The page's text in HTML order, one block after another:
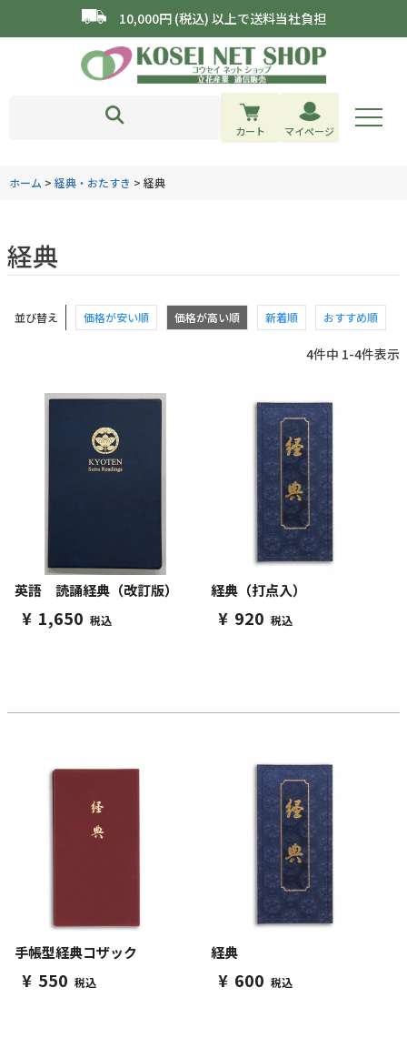
10,000円 (税込) 以上で送料当社負担
カート マイページ
ホーム 経典・おたすき 経典
経典
並び替え 価格が安い順 価格が高い順 新着順 おすすめ順
4件中 1-4件表示
英語 読誦経典（改訂版）
¥ 1,650 税込
経典（打点入）
¥ 920 税込
手帳型経典コザック
¥ 550 税込
経典
¥ 600 税込